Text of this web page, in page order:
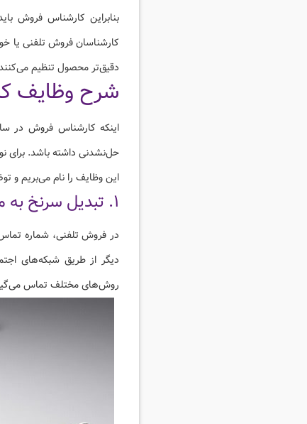
بنابراین کارشناس فروش
کارشناسان فروش تلفنی یا
دقیق‌تر محصول تنظیم
شرح وظایف
اینکه کارشناس فروش در
حل‌نشدنی داشته باشد.
این وظایف را نام می‌بریم و
۱. تبدیل سرنخ به مشتری
در فروش تلفنی، شماره
دیگر از طریق شبکه‌های
روش‌های مختلف تماس